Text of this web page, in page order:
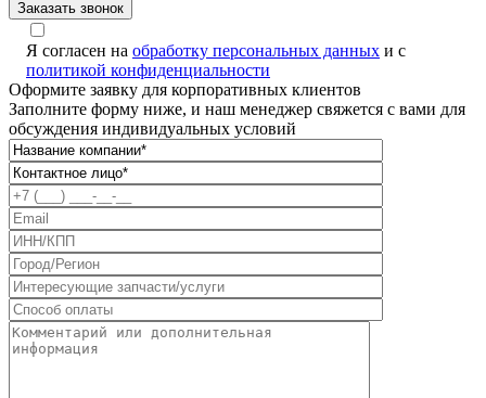
Я согласен на обработку персональных данных и с
политикой конфиденциальности
Оформите заявку для корпоративных клиентов
Заполните форму ниже, и наш менеджер свяжется с вами для
обсуждения индивидуальных условий